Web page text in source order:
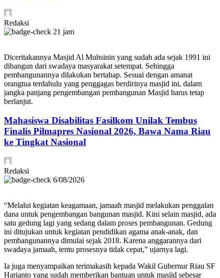
Redaksi
21 jam
Diceritakannya Masjid Al Muhsinin yang sudah ada sejak 1991 ini
dibangun dari swadaya masyarakat setempat. Sehingga
pembangunannya dilakukan bertahap. Sesuai dengan amanat
orangtua terdahulu yang penggagas berdirinya masjid ini, dalam
jangka panjang pengembangan pembangunan Masjid harus tetap
berlanjut.
Mahasiswa Disabilitas Fasilkom Unilak Tembus
Finalis Pilmapres Nasional 2026, Bawa Nama Riau
ke Tingkat Nasional
Redaksi
6/08/2026
“Melalui kegiatan keagamaan, jamaah masjid melakukan penggalan
dana untuk pengembangan bangunan masjid. Kini selain masjid, ada
satu gedung lagi yang sedang dalam proses pembangunan. Gedung
ini ditujukan untuk kegiatan pendidikan agama anak-anak, dan
pembangunannya dimulai sejak 2018. Karena anggarannya dari
swadaya jamaah, tentu prosesnya tidak cepat,” ujarnya lagi.
Ia juga menyampaikan terimakasih kepada Wakil Gubernur Riau SF
Harianto yang sudah memberikan bantuan untuk masjid sebesar